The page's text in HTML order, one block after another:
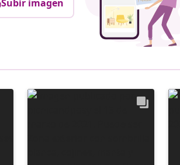
Subir imagen